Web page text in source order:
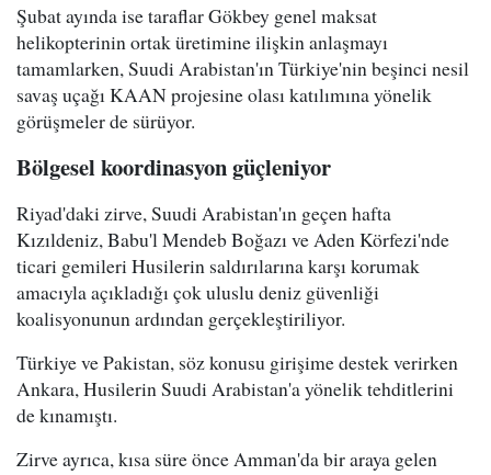
Şubat ayında ise taraflar Gökbey genel maksat
helikopterinin ortak üretimine ilişkin anlaşmayı
tamamlarken, Suudi Arabistan'ın Türkiye'nin beşinci nesil
savaş uçağı KAAN projesine olası katılımına yönelik
görüşmeler de sürüyor.
Bölgesel koordinasyon güçleniyor
Riyad'daki zirve, Suudi Arabistan'ın geçen hafta
Kızıldeniz, Babu'l Mendeb Boğazı ve Aden Körfezi'nde
ticari gemileri Husilerin saldırılarına karşı korumak
amacıyla açıkladığı çok uluslu deniz güvenliği
koalisyonunun ardından gerçekleştiriliyor.
Türkiye ve Pakistan, söz konusu girişime destek verirken
Ankara, Husilerin Suudi Arabistan'a yönelik tehditlerini
de kınamıştı.
Zirve ayrıca, kısa süre önce Amman'da bir araya gelen